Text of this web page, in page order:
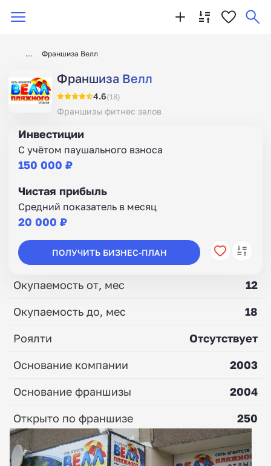
Франшиза Велл
Франшиза Велл
4.6(18)
Франшизы фитнес залов
Инвестиции
С учётом паушального взноса
150 000 ₽
Чистая прибыль
Средний показатель в месяц
20 000 ₽
ПОЛУЧИТЬ БИЗНЕС-ПЛАН
Окупаемость от, мес
12
Окупаемость до, мес
18
Роялти
Отсутствует
Основание компании
2003
Основание франшизы
2004
Открыто по франшизе
250